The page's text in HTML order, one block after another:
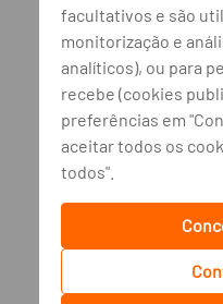
facultativos e são
monitorização e
analíticos), ou para
recebe (cookies
preferências em
aceitar todos os
todos".